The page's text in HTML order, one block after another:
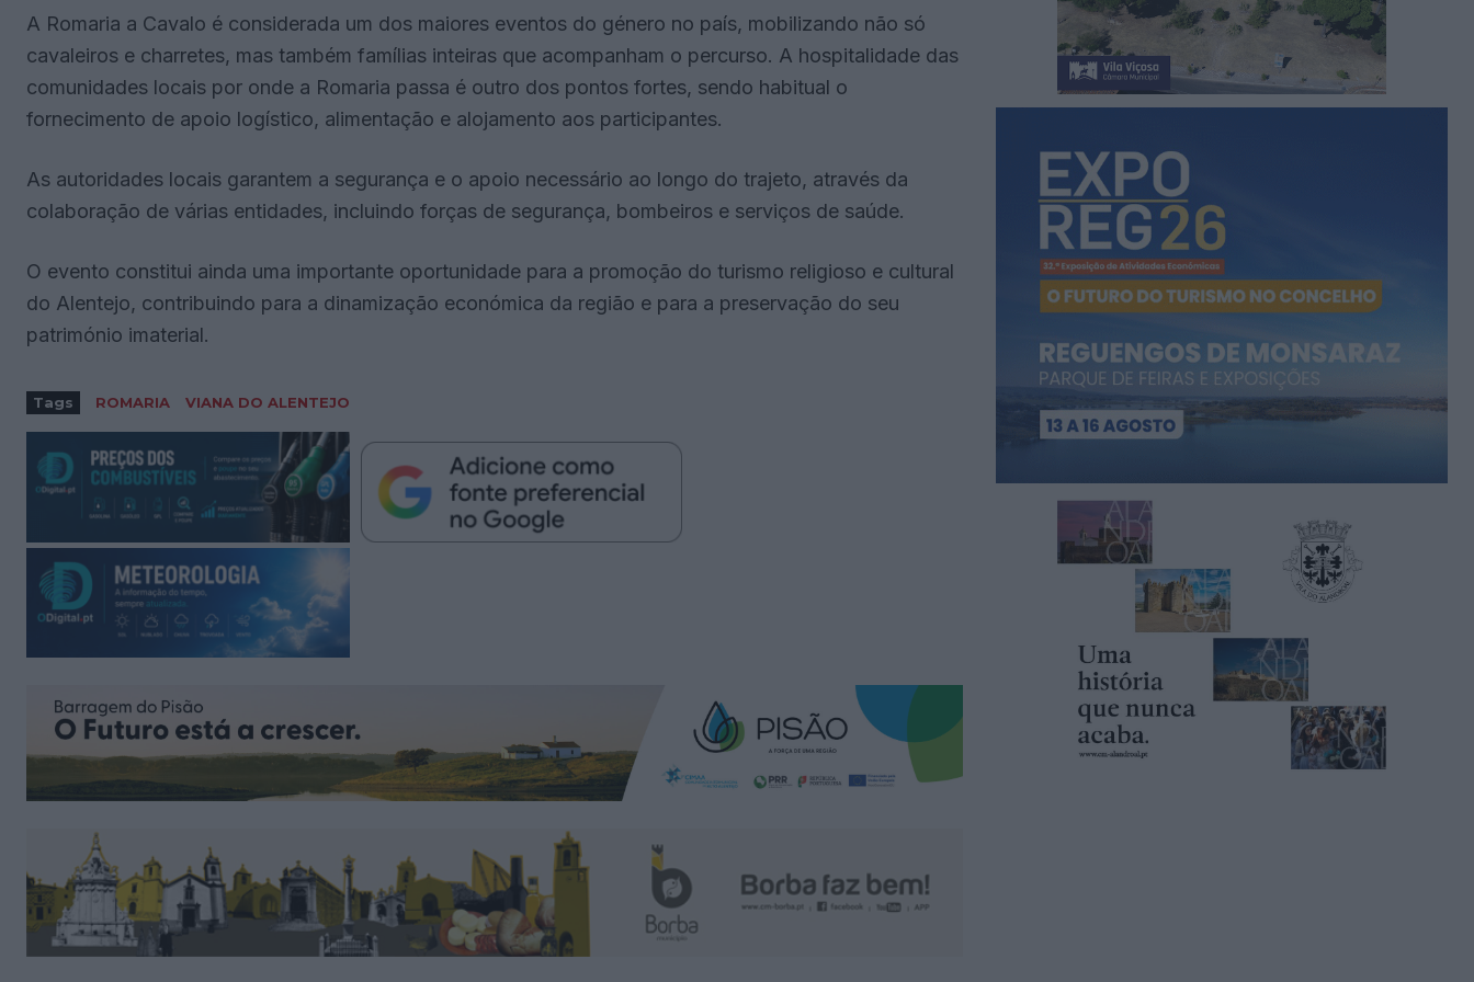
A Romaria a Cavalo é considerada um dos maiores eventos do género no país, mobilizando não só
cavaleiros e charretes, mas também famílias inteiras que acompanham o percurso. A hospitalidade das
comunidades locais por onde a Romaria passa é outro dos pontos fortes, sendo habitual o
fornecimento de apoio logístico, alimentação e alojamento aos participantes.
As autoridades locais garantem a segurança e o apoio necessário ao longo do trajeto, através da
colaboração de várias entidades, incluindo forças de segurança, bombeiros e serviços de saúde.
O evento constitui ainda uma importante oportunidade para a promoção do turismo religioso e cultural
do Alentejo, contribuindo para a dinamização económica da região e para a preservação do seu
património imaterial.
Tags ROMARIA VIANA DO ALENTEJO